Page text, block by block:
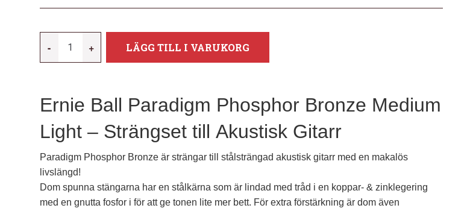
-
BALL
PARADIGM
MED-
LIGHT-
PSB
MÄNGD
+ LÄGG TILL I VARUKORG
Ernie Ball Paradigm Phosphor Bronze Medium
Light – Strängset till Akustisk Gitarr
Paradigm Phosphor Bronze är strängar till stålsträngad akustisk gitarr med en makalös
livslängd!
Dom spunna stängarna har en stålkärna som är lindad med tråd i en koppar- & zinklegering
med en gnutta fosfor i för att ge tonen lite mer bett. För extra förstärkning är dom även